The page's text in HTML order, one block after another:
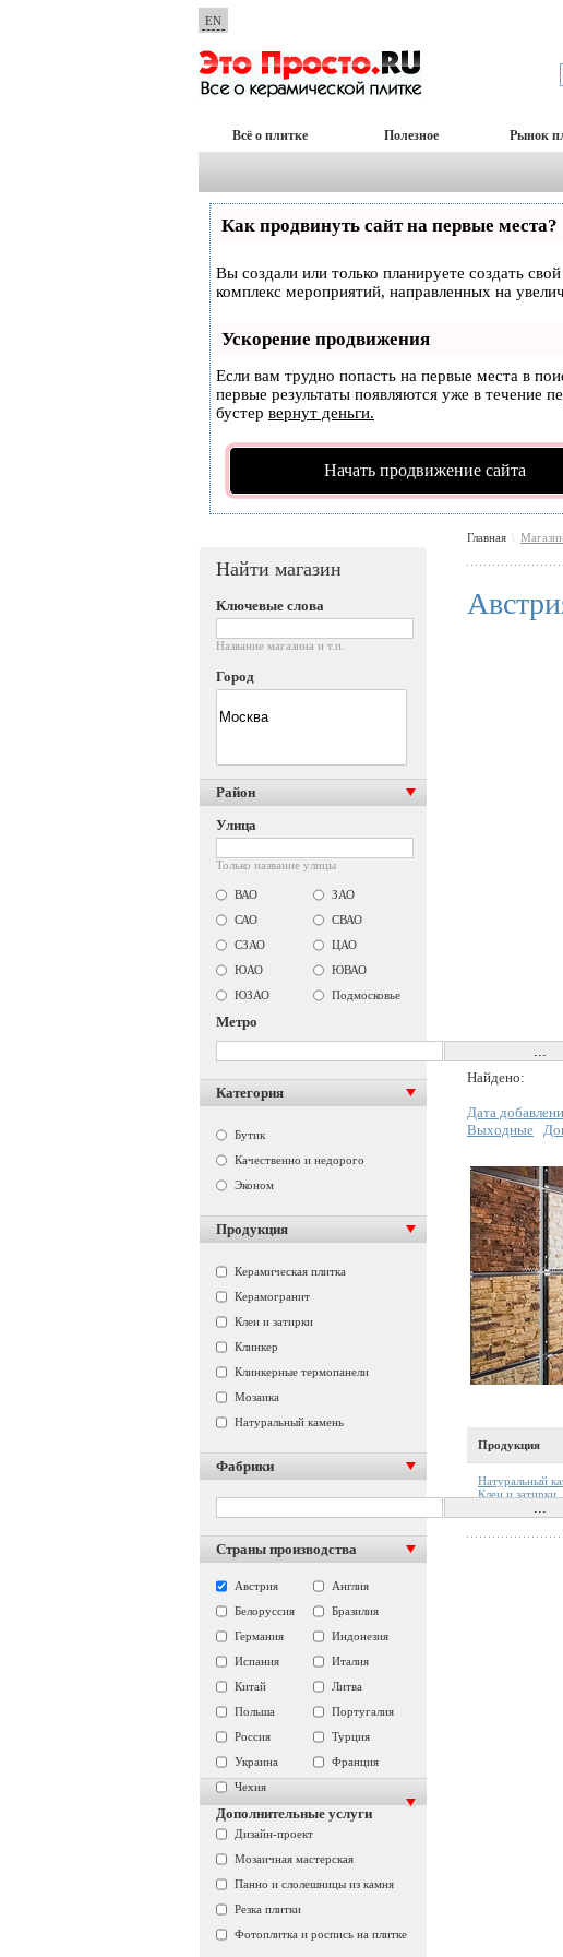
EN
Всё о плитке Полезное Рынок
Как продвинуть сайт на первые места?
Вы создали или только планируете создать
комплекс мероприятий, направленных на
Ускорение продвижения
Если вам трудно попасть на первые места в
первые результаты появляются уже в течение
бустер вернут деньги.
Начать продвижение сайта
Главная \
Найдено:
Дата
Выходные
Продукция
Натуральный
Клеи и затирки
Найти магазин
Ключевые слова
Название магазина и т.п.
Город
Район
Улица
Только название улицы
ВАО
ЗАО
САО
СВАО
СЗАО
ЦАО
ЮАО
ЮВАО
ЮЗАО
Подмосковье
Метро
Категория
Бутик
Качественно и недорого
Эконом
Продукция
Керамическая плитка
Керамогранит
Клеи и затирки
Клинкер
Клинкерные термопанели
Мозаика
Натуральный камень
Фабрики
Страны производства
Австрия
Англия
Белоруссия
Бразилия
Германия
Индонезия
Испания
Италия
Китай
Литва
Польша
Португалия
Россия
Турция
Украина
Франция
Чехия
Дополнительные услуги
Дизайн-проект
Мозаичная мастерская
Панно и слолешницы из камня
Резка плитки
Фотоплитка и роспись на плитке